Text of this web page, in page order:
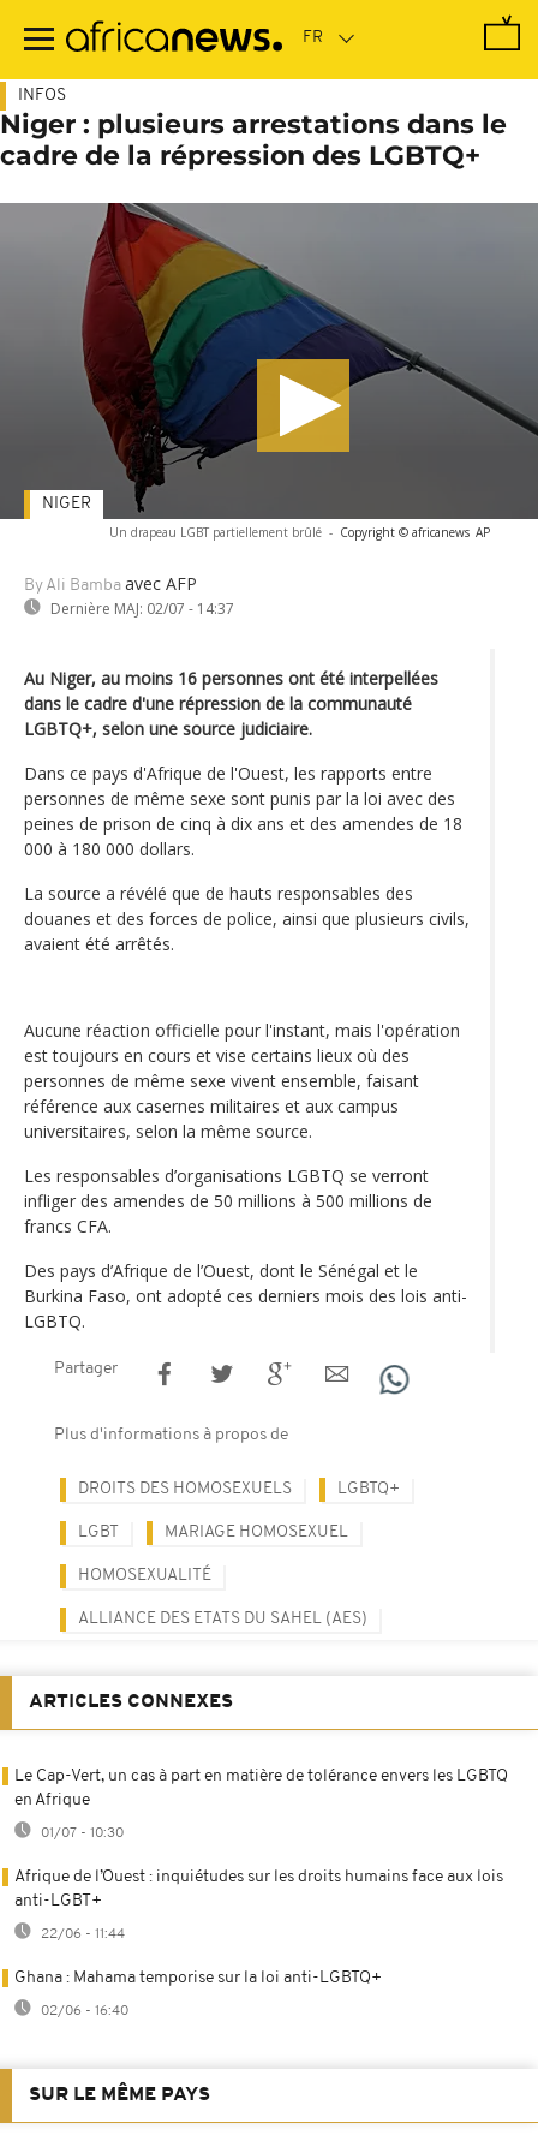
contenu
INFOS
Niger : plusieurs arrestations dans le
cadre de la répression des LGBTQ+
Un drapeau LGBT partiellement brûlé - Copyright © africanews AP
By Ali Bamba avec AFP
Dernière MAJ: 02/07 - 14:37
NIGER
Au Niger, au moins 16 personnes ont été interpellées
dans le cadre d'une répression de la communauté
LGBTQ+, selon une source judiciaire.
Dans ce pays d'Afrique de l'Ouest, les rapports entre
personnes de même sexe sont punis par la loi avec des
peines de prison de cinq à dix ans et des amendes de 18
000 à 180 000 dollars.
La source a révélé que de hauts responsables des
douanes et des forces de police, ainsi que plusieurs civils,
avaient été arrêtés.
Aucune réaction officielle pour l'instant, mais l'opération
est toujours en cours et vise certains lieux où des
personnes de même sexe vivent ensemble, faisant
référence aux casernes militaires et aux campus
universitaires, selon la même source.
Les responsables d’organisations LGBTQ se verront
infliger des amendes de 50 millions à 500 millions de
francs CFA.
Des pays d’Afrique de l’Ouest, dont le Sénégal et le
Burkina Faso, ont adopté ces derniers mois des lois anti-
LGBTQ.
Partager
Plus d'informations à propos de
DROITS DES HOMOSEXUELS LGBTQ+
LGBT MARIAGE HOMOSEXUEL
HOMOSEXUALITÉ
ALLIANCE DES ETATS DU SAHEL (AES)
ARTICLES CONNEXES
Le Cap-Vert, un cas à part en matière de tolérance envers les LGBTQ
en Afrique
01/07 - 10:30
Afrique de l’Ouest : inquiétudes sur les droits humains face aux lois
anti-LGBT+
22/06 - 11:44
Ghana : Mahama temporise sur la loi anti-LGBTQ+
02/06 - 16:40
SUR LE MÊME PAYS